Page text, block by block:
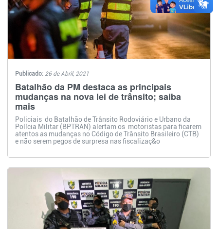
Publicado: 26 de Abril, 2021
Batalhão da PM destaca as principais
mudanças na nova lei de trânsito; saiba
mais
Policiais do Batalhão de Trânsito Rodoviário e Urbano da
Polícia Militar (BPTRAN) alertam os motoristas para ficarem
atentos as mudanças no Código de Trânsito Brasileiro (CTB)
e não serem pegos de surpresa nas fiscalizaç&o